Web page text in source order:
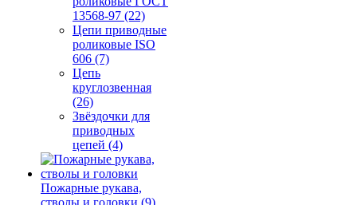
13568-97 (22)
Цепи приводные
роликовые ISO
606 (7)
Цепь
круглозвенная
(26)
Звёздочки для
приводных
цепей (4)
Пожарные рукава,
стволы и головки (9)